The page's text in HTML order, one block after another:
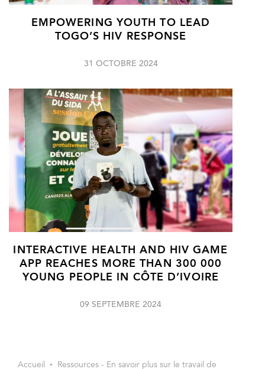
EMPOWERING YOUTH TO LEAD
TOGO’S HIV RESPONSE
31 OCTOBRE 2024
INTERACTIVE HEALTH AND HIV GAME
APP REACHES MORE THAN 300 000
YOUNG PEOPLE IN CÔTE D’IVOIRE
09 SEPTEMBRE 2024
Accueil Ressources - En savoir plus sur le travail de